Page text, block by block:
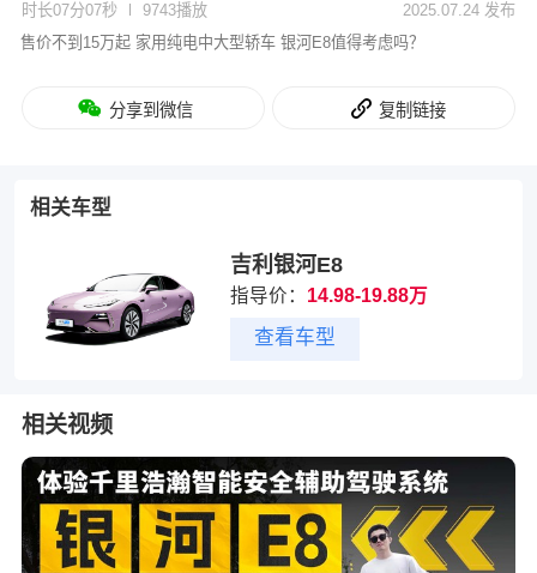
时长07分07秒 9743播放
2025.07.24 发布
售价不到15万起 家用纯电中大型轿车 银河E8值得考虑吗？
分享到微信 复制链接
相关车型
吉利银河E8
指导价： 14.98-19.88万
查看车型
相关视频